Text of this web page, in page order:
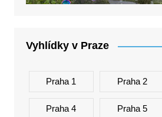
Vyhlídky v Praze
Praha 1 Praha 2
Praha 4 Praha 5